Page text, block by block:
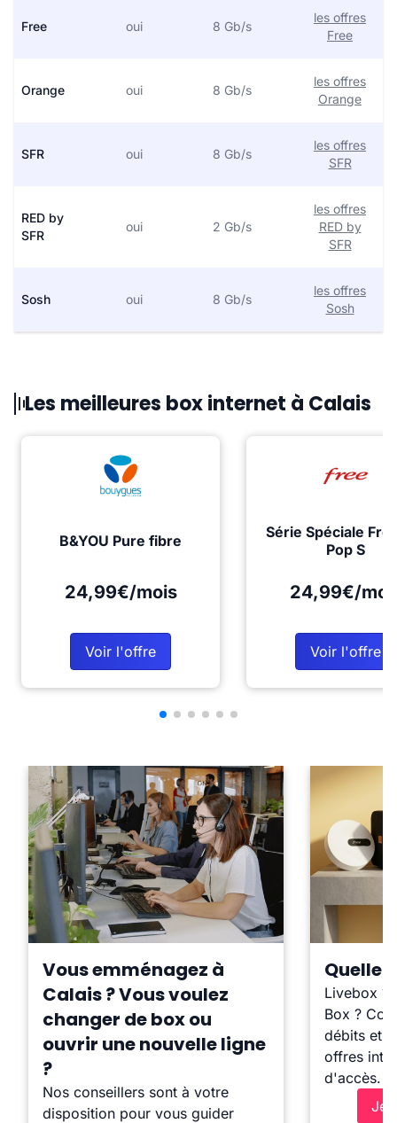
Free oui 8 Gb/s
les offres
Free
Orange oui 8 Gb/s
les offres
Orange
SFR oui 8 Gb/s
les offres
SFR
RED by
SFR
oui 2 Gb/s
les offres
RED by
SFR
Sosh oui 8 Gb/s
les offres
Sosh
Les meilleures box internet à Calais
B&YOU Pure fibre
24,99€/mois
Voir l'offre
Série Spéciale
Pop S
24,99€/
Voir l'offre
Vous emménagez à
Calais ? Vous voulez
changer de box ou
ouvrir une nouvelle ligne
?
Nos conseillers sont à votre
disposition pour vous guider
Quelle
Livebox ?
Box ?
débits et
offres
d'accès.
Je